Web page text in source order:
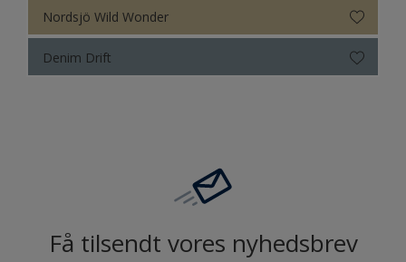
Nordsjö Wild Wonder
Denim Drift
Få tilsendt vores nyhedsbrev